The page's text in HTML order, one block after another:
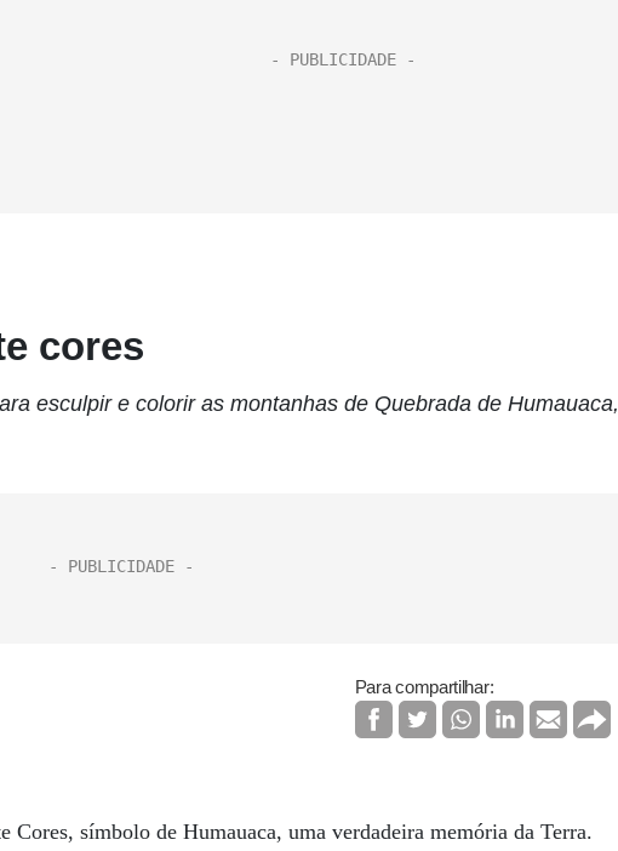
cores
esculpir e colorir as montanhas de Quebrada de Humauaca,
Para compartilhar:
Cores, símbolo de Humauaca, uma verdadeira memória da Terra.